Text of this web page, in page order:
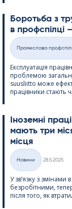
Боротьба з
в профспілці
Категорії
Промислова
Експлуатація
проблемою
suus­liitto може
працівники стають
Іноземні
мають три
місця
Категорії
Новини
28.5.2025
У зв’язку з змінами
безробітними,
після того, як